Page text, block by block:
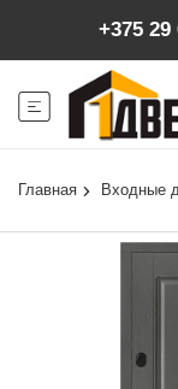
+375 29
Главная Входные